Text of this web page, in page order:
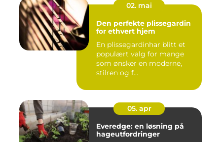
02. mai
Den perfekte plissegardin
for ethvert hjem
En plissegardinhar blitt et
populært valg for mange
som ønsker en moderne,
stilren og f...
05. apr
Everedge: en løsning på
hageutfordringer